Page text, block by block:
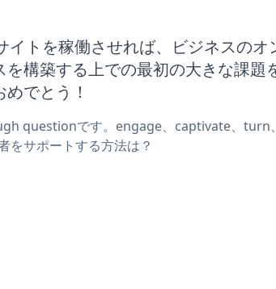
トを稼働させれば、ビジネスのオ
を構築する上での最初の大きな課題
でとう！
questionです。engage、captivate、turn
をサポートする方法は？